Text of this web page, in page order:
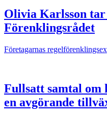
Olivia Karlsson
Förenklingsrådet
Företagarnas
Fullsatt samtal om
en avgörande